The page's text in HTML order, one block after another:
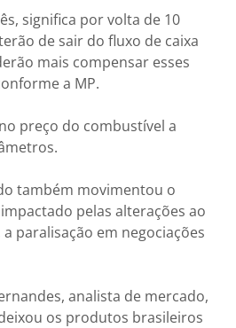
significa por volta de 10
de sair do fluxo de caixa
mais compensar esses
a MP.
preço do combustível a
também movimentou o
pelas alterações ao
paralisação em negociações
analista de mercado,
os produtos brasileiros